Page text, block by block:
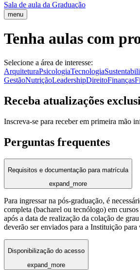
Sala de aula da Graduação
menu
Tenha aulas com
Selecione a área de interesse:
ArquiteturaPsicologiaTecnologia
GestãoNutriçãoLeadershipDireitoFinanças
Receba atualizações
Inscreva-se para receber em primeira mão
Perguntas frequentes
Requisitos e documentação para matrícula
expand_more
Para ingressar na pós-graduação, é
completa (bacharel ou tecnólogo) em
após a data de realização da colação de
deverão ser enviados para a Instituição
Disponibilização do acesso
expand_more